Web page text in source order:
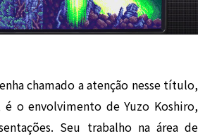
chamado a atenção nesse título,
é o envolvimento de Yuzo Koshiro,
Seu trabalho na área de